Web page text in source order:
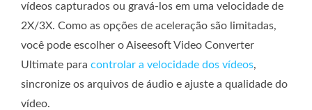
vídeos capturados ou gravá-los em uma velocidade de
2X/3X. Como as opções de aceleração são limitadas,
você pode escolher o Aiseesoft Video Converter
Ultimate para controlar a velocidade dos vídeos,
sincronize os arquivos de áudio e ajuste a qualidade do
vídeo.